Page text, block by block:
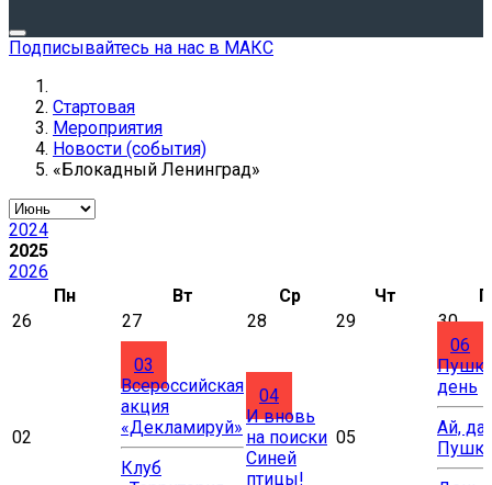
Подписывайтесь на нас в МАКС
Стартовая
Мероприятия
Новости (события)
«Блокадный Ленинград»
2024
2025
2026
Пн
Вт Ср Чт
26
27 28 29 30
02
03
Всероссийская
акция
«Декламируй»
Клуб
04
И вновь
на поиски
Синей
птицы!
05
06
день
Ай, да